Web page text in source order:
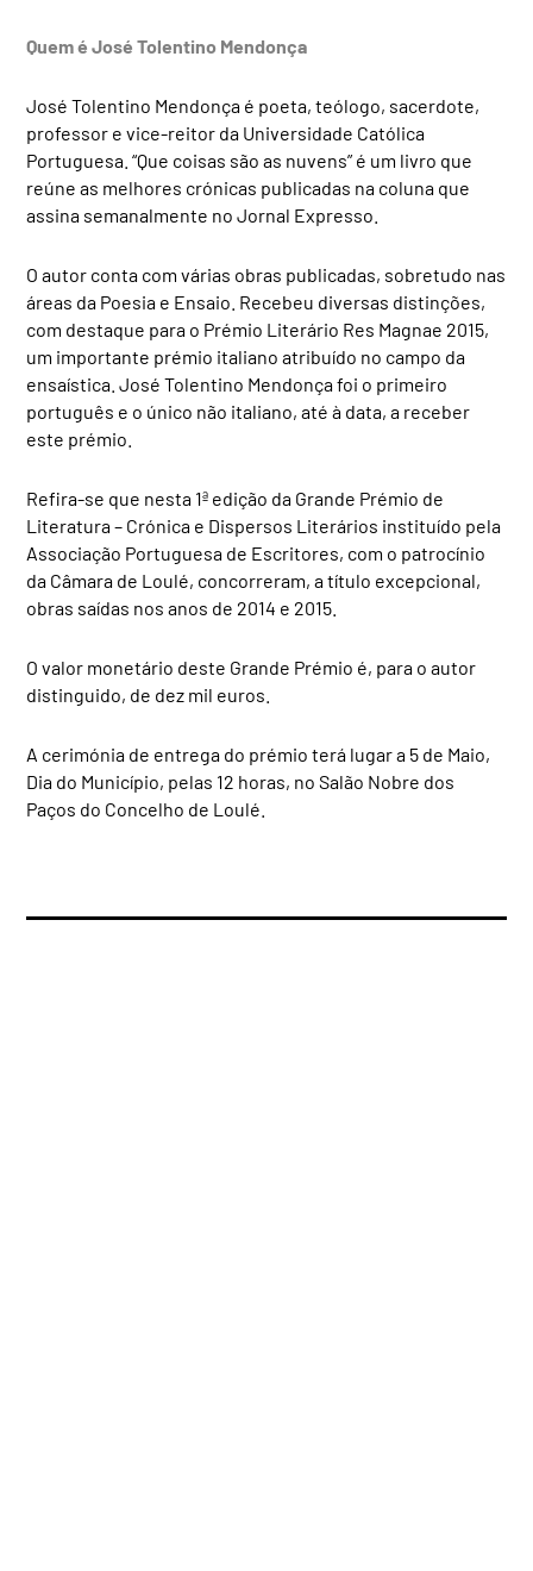
Quem é José Tolentino Mendonça
José Tolentino Mendonça é poeta, teólogo, sacerdote,
professor e vice-reitor da Universidade Católica
Portuguesa. “Que coisas são as nuvens” é um livro que
reúne as melhores crónicas publicadas na coluna que
assina semanalmente no Jornal Expresso.
O autor conta com várias obras publicadas, sobretudo nas
áreas da Poesia e Ensaio. Recebeu diversas distinções,
com destaque para o Prémio Literário Res Magnae 2015,
um importante prémio italiano atribuído no campo da
ensaística. José Tolentino Mendonça foi o primeiro
português e o único não italiano, até à data, a receber
este prémio.
Refira-se que nesta 1ª edição da Grande Prémio de
Literatura – Crónica e Dispersos Literários instituído pela
Associação Portuguesa de Escritores, com o patrocínio
da Câmara de Loulé, concorreram, a título excepcional,
obras saídas nos anos de 2014 e 2015.
O valor monetário deste Grande Prémio é, para o autor
distinguido, de dez mil euros.
A cerimónia de entrega do prémio terá lugar a 5 de Maio,
Dia do Município, pelas 12 horas, no Salão Nobre dos
Paços do Concelho de Loulé.